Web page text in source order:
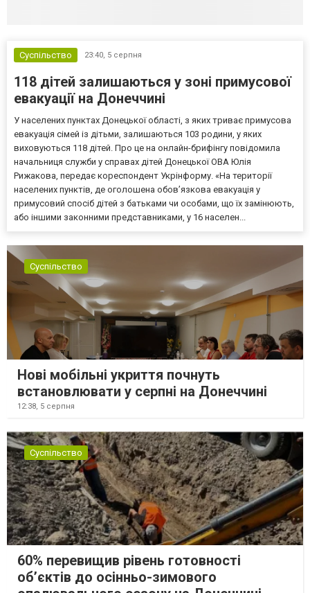
Суспільство 23:40, 5 серпня
118 дітей залишаються у зоні примусової
евакуації на Донеччині
У населених пунктах Донецької області, з яких триває примусова
евакуація сімей із дітьми, залишаються 103 родини, у яких
виховуються 118 дітей. Про це на онлайн-брифінгу повідомила
начальниця служби у справах дітей Донецької ОВА Юлія
Рижакова, передає кореспондент Укрінформу. «На території
населених пунктів, де оголошена обов’язкова евакуація у
примусовий спосіб дітей з батьками чи особами, що їх замінюють,
або іншими законними представниками, у 16 населен...
Суспільство
Нові мобільні укриття почнуть
встановлювати у серпні на Донеччині
12:38, 5 серпня
Суспільство
60% перевищив рівень готовності
об’єктів до осінньо-зимового